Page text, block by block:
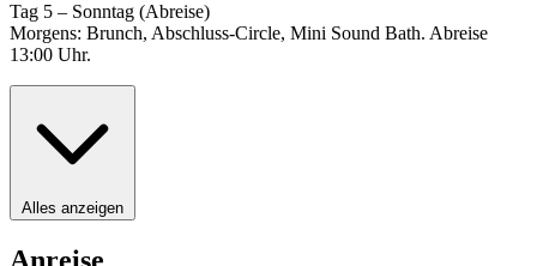
Tag 5 – Sonntag (Abreise)
Morgens: Brunch, Abschluss-Circle, Mini Sound Bath. Abreise
13:00 Uhr.
Alles anzeigen